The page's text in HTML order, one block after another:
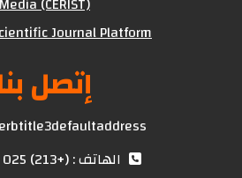
Journal Platform
إتصل
الهاتف : (+213) 025 25 25 25